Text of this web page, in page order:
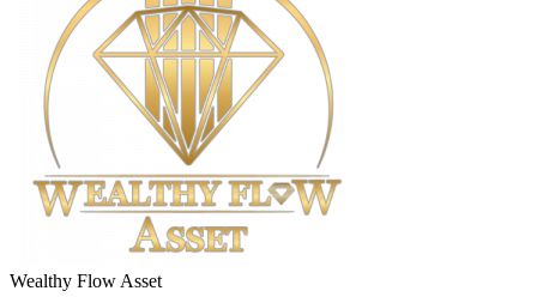
Wealthy Flow Asset